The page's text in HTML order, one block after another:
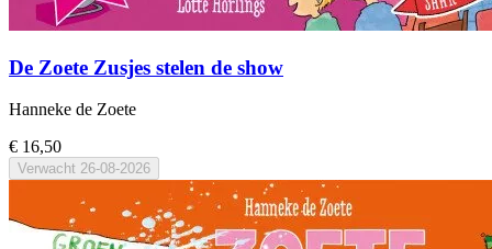
De Zoete Zusjes stelen de show
Hanneke de Zoete
€ 16,50
Verwacht 26-08-2026